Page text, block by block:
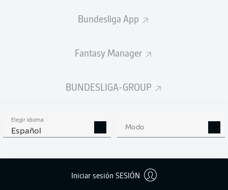
Bundesliga App
Fantasy Manager
BUNDESLIGA-GROUP
Elegir idioma
Español Modo
Iniciar sesión SESIÓN
ESTADÍSTICAS